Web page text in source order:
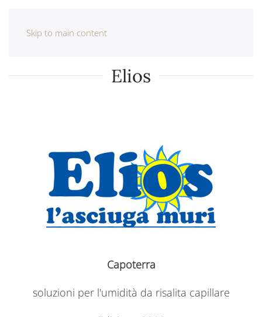
Skip to main content
Elios
Capoterra
soluzioni per l'umidità da risalita capillare